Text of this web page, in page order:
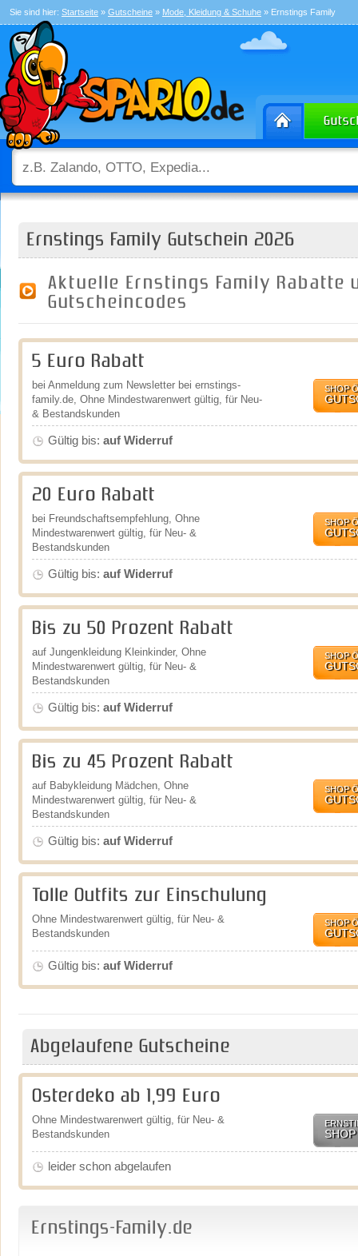
Sie sind hier: Startseite » Gutscheine » Mode, Kleidung & Schuhe » Ernstings Family
Ernstings Family Gutschein 2026
Aktuelle Ernstings Family Rabatte
Gutscheincodes
5 Euro Rabatt
bei Anmeldung zum Newsletter bei ernstings-
family.de, Ohne Mindestwarenwert gültig, für Neu-
& Bestandskunden
SHOP
Gültig bis: auf Widerruf
20 Euro Rabatt
bei Freundschaftsempfehlung, Ohne
Mindestwarenwert gültig, für Neu- &
Bestandskunden
SHOP
Gültig bis: auf Widerruf
Bis zu 50 Prozent Rabatt
auf Jungenkleidung Kleinkinder, Ohne
Mindestwarenwert gültig, für Neu- &
Bestandskunden
SHOP
Gültig bis: auf Widerruf
Bis zu 45 Prozent Rabatt
auf Babykleidung Mädchen, Ohne
Mindestwarenwert gültig, für Neu- &
Bestandskunden
SHOP
Gültig bis: auf Widerruf
Tolle Outfits zur Einschulung
Ohne Mindestwarenwert gültig, für Neu- &
Bestandskunden
SHOP
Gültig bis: auf Widerruf
Abgelaufene Gutscheine
Osterdeko ab 1,99 Euro
Ohne Mindestwarenwert gültig, für Neu- &
Bestandskunden
leider schon abgelaufen
Ernstings-Family.de